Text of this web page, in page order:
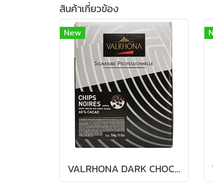
สินค้าเกี่ยวข้อง
New
VALRHONA DARK CHOCOLATE CHIPS 60%